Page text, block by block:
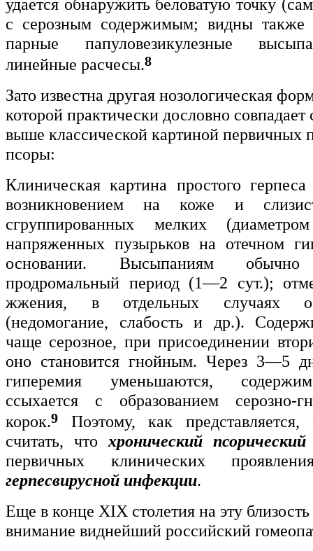
с серозным содержимым; видны также
парные папуловезикулезные
линейные расчесы.8
Зато известна другая нозологическая
которой практически дословно
выше классической картиной первичных
псоры:
Клиническая картина простого герпеса
возникновением на коже и
сгруппированных мелких
напряженных пузырьков на отечном
основании. Высыпаниям обычно
продромальный период (1—2 сут.);
жжения, в отдельных случаях
(недомогание, слабость и др.).
чаще серозное, при присоединении
оно становится гнойным. Через 3—5
гиперемия уменьшаются,
ссыхается с образованием серозно-
корок.9
Поэтому, как представляется,
считать, что хронический
первичных клинических
герпесвирусной инфекции.
Еще в конце XIX столетия на эту близость
внимание виднейший российский